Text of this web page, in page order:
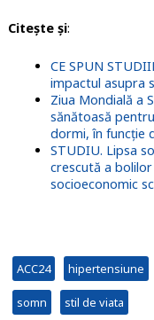
Citește și:
CE SPUN
impactul asupra
Ziua Mondială a
sănătoasă
dormi, în funcție
STUDIU. Lipsa
crescută a
socioeconomic
ACC24 hipertensiune
somn stil de viata